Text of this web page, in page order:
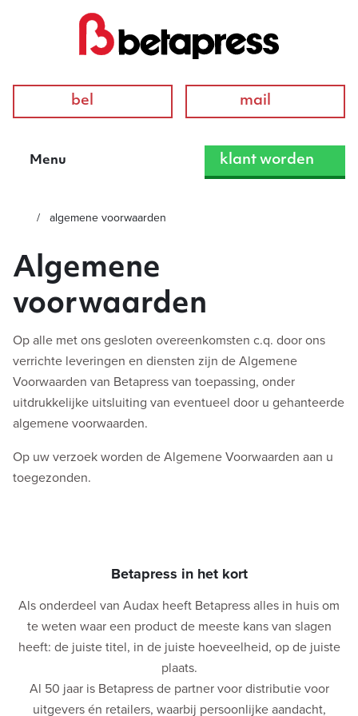
bel mail
Menu klant worden
algemene voorwaarden
Algemene
voorwaarden
Op alle met ons gesloten overeenkomsten c.q. door ons
verrichte leveringen en diensten zijn de Algemene
Voorwaarden van Betapress van toepassing, onder
uitdrukkelijke uitsluiting van eventueel door u gehanteerde
algemene voorwaarden.
Op uw verzoek worden de Algemene Voorwaarden aan u
toegezonden.
Betapress in het kort
Als onderdeel van Audax heeft Betapress alles in huis om
te weten waar een product de meeste kans van slagen
heeft: de juiste titel, in de juiste hoeveelheid, op de juiste
plaats.
Al 50 jaar is Betapress de partner voor distributie voor
uitgevers én retailers, waarbij persoonlijke aandacht,